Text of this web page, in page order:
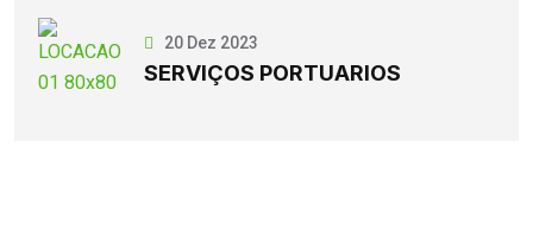
20 Dez 2023
SERVIÇOS PORTUARIOS